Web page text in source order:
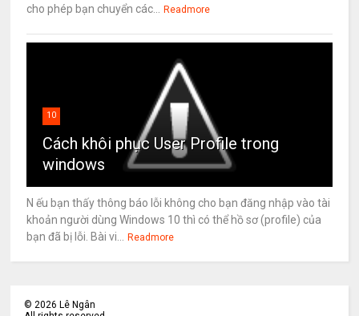
cho phép bạn chuyển các... Readmore
10
Cách khôi phục User Profile trong
windows
N ếu bạn thấy thông báo lỗi không cho bạn đăng nhập vào tài
khoản người dùng Windows 10 thì có thể hồ sơ (profile) của
bạn đã bị lỗi. Bài vi... Readmore
©2026 Lê Ngân